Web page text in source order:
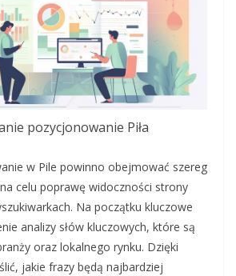
pozycjonowanie Piła
w Pile powinno obejmować szereg
celu poprawę widoczności strony
Na początku kluczowe
analizy słów kluczowych, które są
oraz lokalnego rynku. Dzięki
jakie frazy będą najbardziej